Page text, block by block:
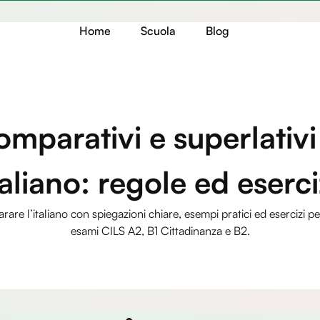
Home Scuola Blog
e
regole ed
l’italiano con spiegazioni chiare, esempi pratici ed esercizi
esami CILS A2, B1 Cittadinanza e B2.